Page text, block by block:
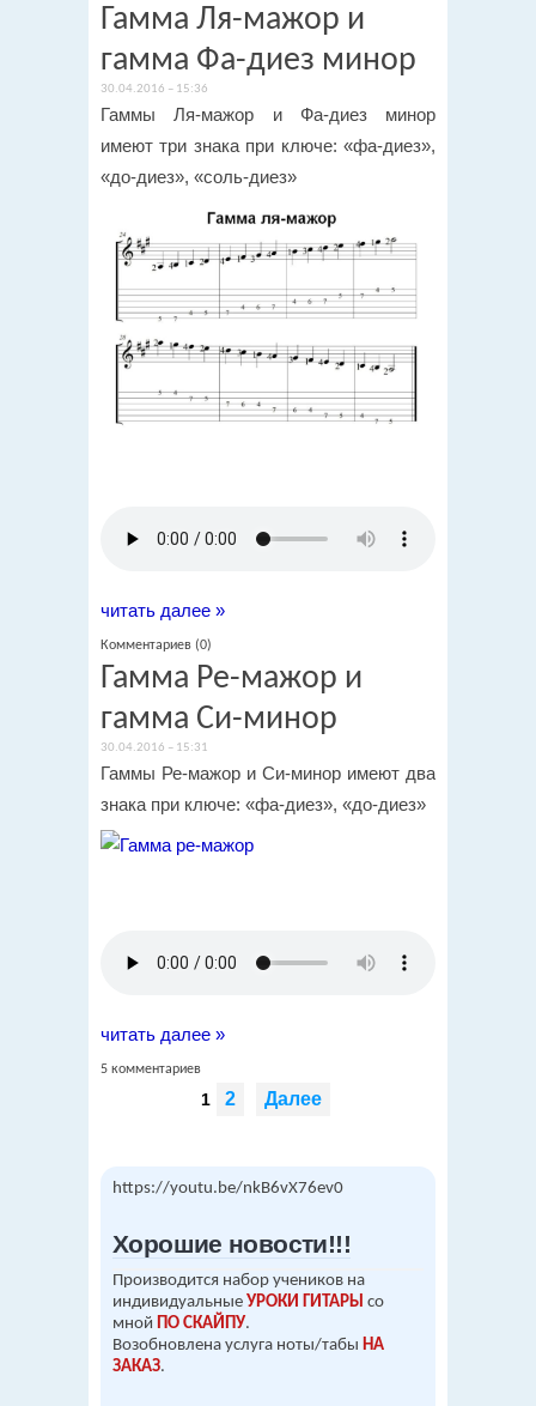
Гамма Ля-мажор и
гамма Фа-диез минор
30.04.2016 – 15:36
Гаммы Ля-мажор и Фа-диез минор
имеют три знака при ключе: «фа-диез»,
«до-диез», «соль-диез»
читать далее »
Комментариев (0)
Гамма Ре-мажор и
гамма Си-минор
30.04.2016 – 15:31
Гаммы Ре-мажор и Си-минор имеют два
знака при ключе: «фа-диез», «до-диез»
читать далее »
5 комментариев
1 2 Далее
https://youtu.be/nkB6vX76ev0
Хорошие новости!!!
Производится набор учеников на
индивидуальные УРОКИ ГИТАРЫ со
мной ПО СКАЙПУ.
Возобновлена услуга ноты/табы НА
ЗАКАЗ.